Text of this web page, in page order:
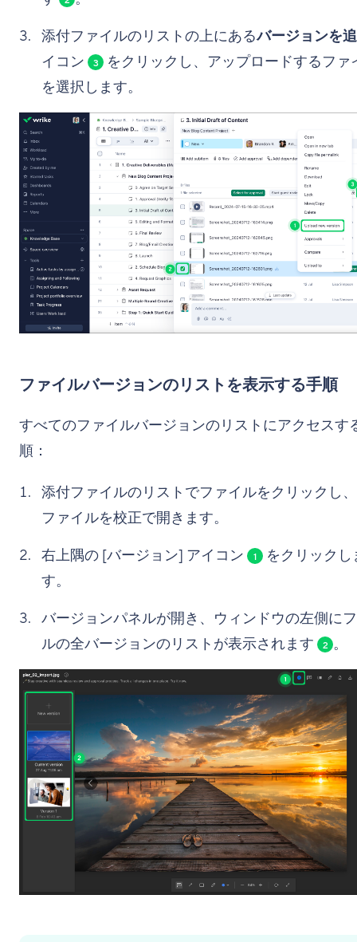
添付ファイルのリストの上にあるバージョンを
イコン
3
をクリックし、アップロードするファ
を選択します。
ファイルバージョンのリストを表示する手順
すべてのファイルバージョンのリストにアクセスす
順：
添付ファイルのリストでファイルをクリックし
ファイルを校正で開きます。
右上隅の [バージョン] アイコン
1
をクリックし
す。
バージョンパネルが開き、ウィンドウの左側に
ルの全バージョンのリストが表示されます
2 。